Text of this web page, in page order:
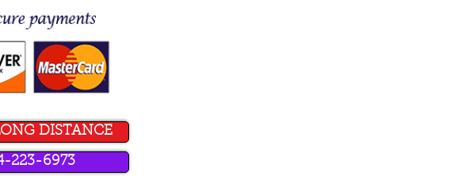
DISTANCE
223-6973